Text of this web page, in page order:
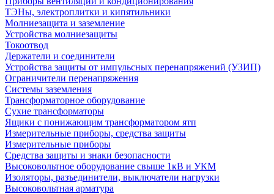
ТЭНы, электроплитки и кипятильники
Молниезащита и заземление
Устройства молниезащиты
Токоотвод
Держатели и соединители
Устройства защиты от импульсных перенапряжений (УЗИП)
Ограничители перенапряжения
Системы заземления
Трансформаторное оборудование
Сухие трансформаторы
Ящики с понижающим трансформатором ятп
Измерительные приборы, средства защиты
Измерительные приборы
Средства защиты и знаки безопасности
Высоковольтное оборудование свыше 1кВ и УКМ
Изоляторы, разъединители, выключатели нагрузки
Высоковольтная арматура